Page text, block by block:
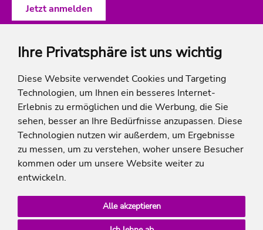
Ihre Privatsphäre ist uns wichtig
Diese Website verwendet Cookies und Targeting
Technologien, um Ihnen ein besseres Internet-
Erlebnis zu ermöglichen und die Werbung, die Sie
sehen, besser an Ihre Bedürfnisse anzupassen. Diese
Technologien nutzen wir außerdem, um Ergebnisse
zu messen, um zu verstehen, woher unsere Besucher
kommen oder um unsere Website weiter zu
entwickeln.
Alle akzeptieren
ich-will-familienurlaub
Rechtliches
auf die Summe der Preise der Einzelleistungen.
**Streichpreise beziehen sich auf die ursprünglichen Preise des Reiseveranstalters.